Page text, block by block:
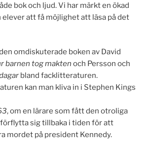
bok och ljud. Vi har märkt en ökad
att få möjlighet att läsa på det
omdiskuterade boken av David
barnen tog makten och Persson och
bland facklitteraturen.
kan man kliva in i Stephen Kings
, om en lärare som fått den otroliga
sig tillbaka i tiden för att
mordet på president Kennedy.